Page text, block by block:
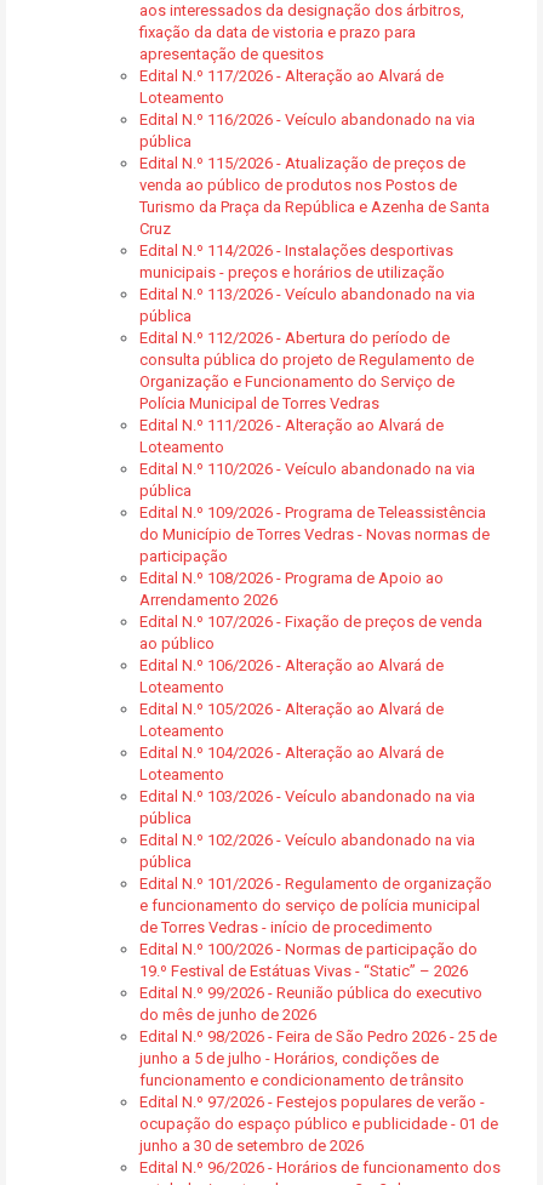
aos interessados da designação dos árbitros,
fixação da data de vistoria e prazo para
apresentação de quesitos
Edital N.º 117/2026 - Alteração ao Alvará de
Loteamento
Edital N.º 116/2026 - Veículo abandonado na via
pública
Edital N.º 115/2026 - Atualização de preços de
venda ao público de produtos nos Postos de
Turismo da Praça da República e Azenha de Santa
Cruz
Edital N.º 114/2026 - Instalações desportivas
municipais - preços e horários de utilização
Edital N.º 113/2026 - Veículo abandonado na via
pública
Edital N.º 112/2026 - Abertura do período de
consulta pública do projeto de Regulamento de
Organização e Funcionamento do Serviço de
Polícia Municipal de Torres Vedras
Edital N.º 111/2026 - Alteração ao Alvará de
Loteamento
Edital N.º 110/2026 - Veículo abandonado na via
pública
Edital N.º 109/2026 - Programa de Teleassistência
do Município de Torres Vedras - Novas normas de
participação
Edital N.º 108/2026 - Programa de Apoio ao
Arrendamento 2026
Edital N.º 107/2026 - Fixação de preços de venda
ao público
Edital N.º 106/2026 - Alteração ao Alvará de
Loteamento
Edital N.º 105/2026 - Alteração ao Alvará de
Loteamento
Edital N.º 104/2026 - Alteração ao Alvará de
Loteamento
Edital N.º 103/2026 - Veículo abandonado na via
pública
Edital N.º 102/2026 - Veículo abandonado na via
pública
Edital N.º 101/2026 - Regulamento de organização
e funcionamento do serviço de polícia municipal
de Torres Vedras - início de procedimento
Edital N.º 100/2026 - Normas de participação do
19.º Festival de Estátuas Vivas - “Static” – 2026
Edital N.º 99/2026 - Reunião pública do executivo
do mês de junho de 2026
Edital N.º 98/2026 - Feira de São Pedro 2026 - 25 de
junho a 5 de julho - Horários, condições de
funcionamento e condicionamento de trânsito
Edital N.º 97/2026 - Festejos populares de verão -
ocupação do espaço público e publicidade - 01 de
junho a 30 de setembro de 2026
Edital N.º 96/2026 - Horários de funcionamento dos